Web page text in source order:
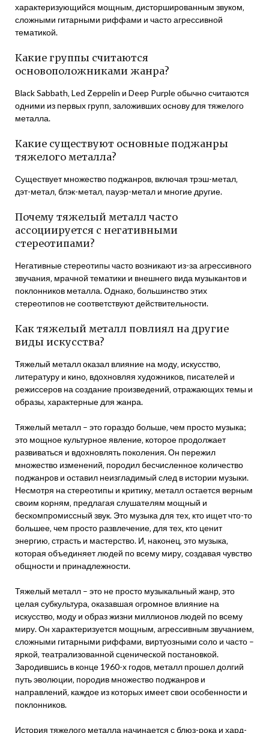
характеризующийся мощным‚ дисторшированным звуком‚
сложными гитарными риффами и часто агрессивной
тематикой.
Какие группы считаются
основоположниками жанра?
Black Sabbath‚ Led Zeppelin и Deep Purple обычно считаются
одними из первых групп‚ заложивших основу для тяжелого
металла.
Какие существуют основные поджанры
тяжелого металла?
Существует множество поджанров‚ включая трэш-метал‚
дэт-метал‚ блэк-метал‚ пауэр-метал и многие другие.
Почему тяжелый металл часто
ассоциируется с негативными
стереотипами?
Негативные стереотипы часто возникают из-за агрессивного
звучания‚ мрачной тематики и внешнего вида музыкантов и
поклонников металла. Однако‚ большинство этих
стереотипов не соответствуют действительности.
Как тяжелый металл повлиял на другие
виды искусства?
Тяжелый металл оказал влияние на моду‚ искусство‚
литературу и кино‚ вдохновляя художников‚ писателей и
режиссеров на создание произведений‚ отражающих темы и
образы‚ характерные для жанра.
Тяжелый металл – это гораздо больше‚ чем просто музыка;
это мощное культурное явление‚ которое продолжает
развиваться и вдохновлять поколения. Он пережил
множество изменений‚ породил бесчисленное количество
поджанров и оставил неизгладимый след в истории музыки.
Несмотря на стереотипы и критику‚ металл остается верным
своим корням‚ предлагая слушателям мощный и
бескомпромиссный звук. Это музыка для тех‚ кто ищет что-то
большее‚ чем просто развлечение‚ для тех‚ кто ценит
энергию‚ страсть и мастерство. И‚ наконец‚ это музыка‚
которая объединяет людей по всему миру‚ создавая чувство
общности и принадлежности.
Тяжелый металл – это не просто музыкальный жанр‚ это
целая субкультура‚ оказавшая огромное влияние на
искусство‚ моду и образ жизни миллионов людей по всему
миру. Он характеризуется мощным‚ агрессивным звучанием‚
сложными гитарными риффами‚ виртуозными соло и часто –
яркой‚ театрализованной сценической постановкой.
Зародившись в конце 1960-х годов‚ металл прошел долгий
путь эволюции‚ породив множество поджанров и
направлений‚ каждое из которых имеет свои особенности и
поклонников.
История тяжелого металла начинается с блюз-рока и хард-